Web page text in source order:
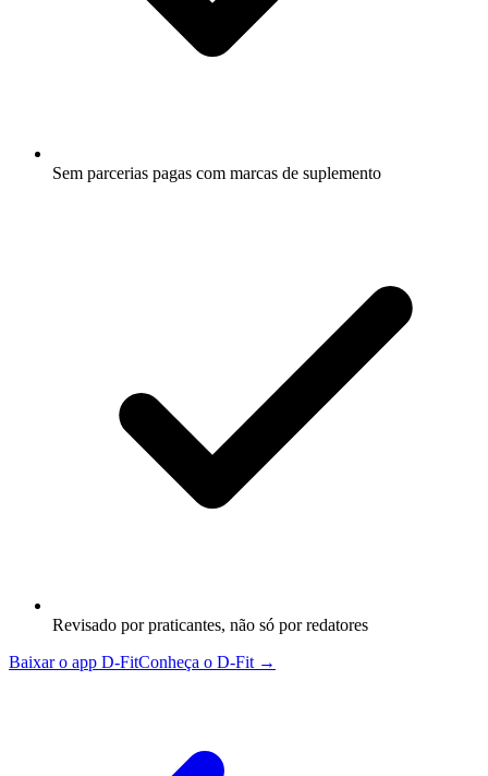
Sem parcerias pagas com marcas de suplemento
Revisado por praticantes, não só por redatores
Baixar o app D-FitConheça o D-Fit →